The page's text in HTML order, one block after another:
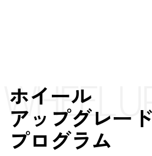
ホイール
アップグレード
プログラム
WHEEL